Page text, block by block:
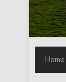
Home